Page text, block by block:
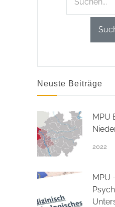
Neuste Beiträge
MPU
2022
MPU